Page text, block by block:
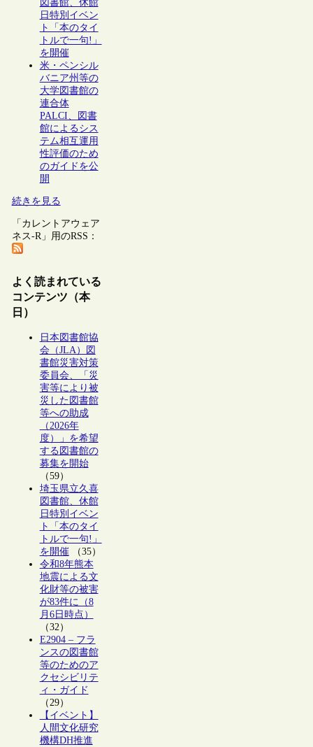
図書館、休館
日特別イベン
ト「本のタイ
トルで一句!」
を開催
米・ペンシル
バニア州等の
大学図書館の
連合体
PALCI、図書
館によるシス
テム相互運用
性評価のため
のガイドを公
開
続きを見る
「カレントアウェア
ネス-R」用のRSS：
よく読まれている
コンテンツ（本
日）
日本図書館協
会（JLA）図
書館災害対策
委員会、「災
害等により被
災した図書館
等への助成
（2026年
度）」を希望
する図書館の
募集を開始
（59）
埼玉県立久喜
図書館、休館
日特別イベン
ト「本のタイ
トルで一句!」
を開催（35）
令和8年熊本
地震による文
化財等の被害
が83件に（8
月6日時点）
（32）
E2904 – フラ
ンスの図書館
等のためのア
クセシビリテ
ィ・ガイド
（29）
【イベント】
人間文化研究
機構DH推進